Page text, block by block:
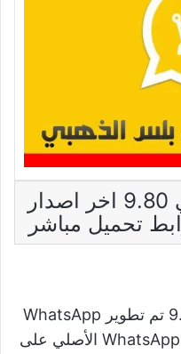
تحميل واتساب الذهبي 9.80 اخر اصدار
WhatsApp Gold الإصدار 9.30 تم تطوير WhatsApp
Gold ، وهو نسخة محسنة من WhatsApp الأصلي على